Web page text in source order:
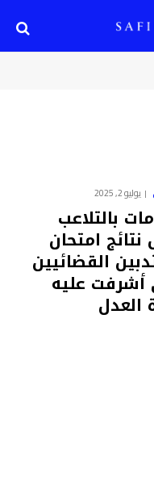
يوليو 2, 2025
بالتلاعب
امتحان
القضائيين
أشرفت عليه
العدل